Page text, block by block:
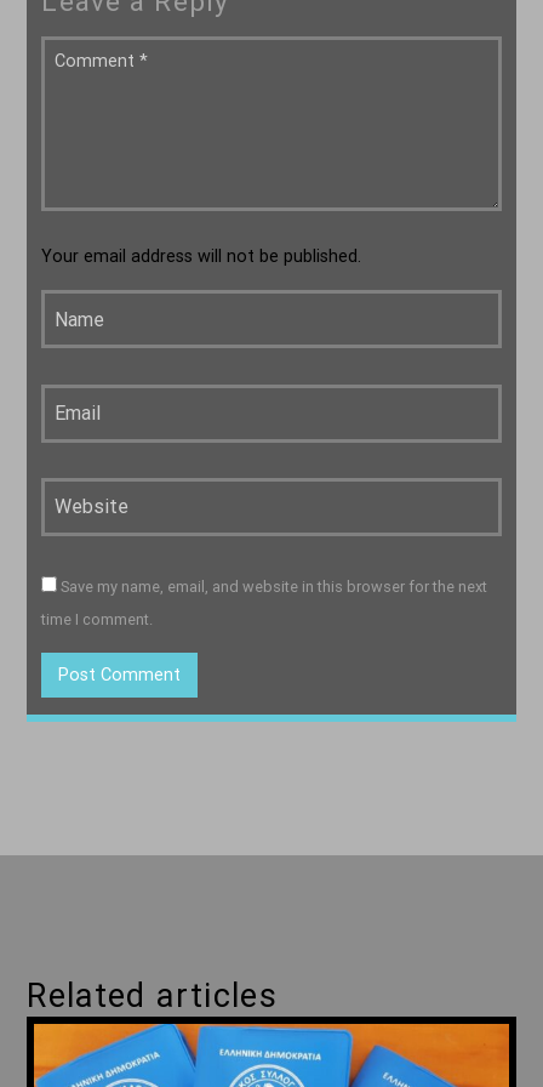
Μελωδικές Ιστορίες
Your email address will not be published.
Save my name, email, and website in this browser for the next
time I comment.
Related articles